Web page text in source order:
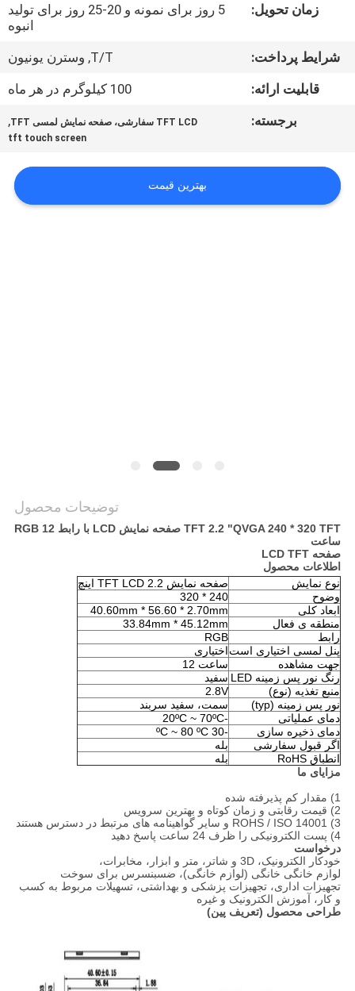
کیفیت
تماس
اخبار
زمان تحویل:
5 روز برای نمونه و 20-25 روز برای تولید
انبوه
شرایط پرداخت:
T/T, وسترن یونیون
قابلیت ارائه:
100 کیلوگرم در هر ماه
برجسته:
TFT LCD سفارشی، صفحه نمایش لمسی TFT ,
tft touch screen
بهترین قیمت
توضیحات محصول
TFT 2.2 "QVGA 240 * 320 TFT صفحه نمایش LCD با رابط RGB 12
ساعت
صفحه LCD TFT
اطلاعات محصول
نوع نمایش
صفحه نمایش TFT LCD 2.2 اینچ
وضوح
240 * 320
ابعاد کلی
40.60mm * 56.60 * 2.70mm
منطقه ی فعال
33.84mm * 45.12mm
رابط
RGB
پنل لمسی اختیاری استاختیاری
جهت مشاهده
ساعت 12
رنگ نور پس زمینه LED
سفید
منبع تغذیه (نوع)
2.8V
نور پس زمینه (typ)
سمت، سفید سربند
دمای عملیاتی
-20ºC ~ 70ºC
دمای ذخیره سازی
-30 ºC ~ 80 ºC
اگر قبول سفارشی
بله
انطباق RoHS
بله
مزایای ما
1) مقدار کم پذیرفته شده
2) قیمت رقابتی و زمان کوتاه و بهترین سرویس
3) ROHS / ISO 14001 و سایر گواهینامه های مرتبط در دسترس هستند
4) پست الکترونیکی را ظرف 24 ساعت پاسخ دهید
درخواست
خودکار الکترونیک، 3D و شاتر، متر و ابزار، مخابرات،
لوازم خانگی خانگی (لوازم خانگی)، ضسبنسرس برای سوخت
تجهیزات اداری، تجهیزات پزشکی و بهداشتی، تسهیلات مربوط به کسب
و کار، آموزش الکترونیک و غیره
طراحی محصول (تعریف پین)